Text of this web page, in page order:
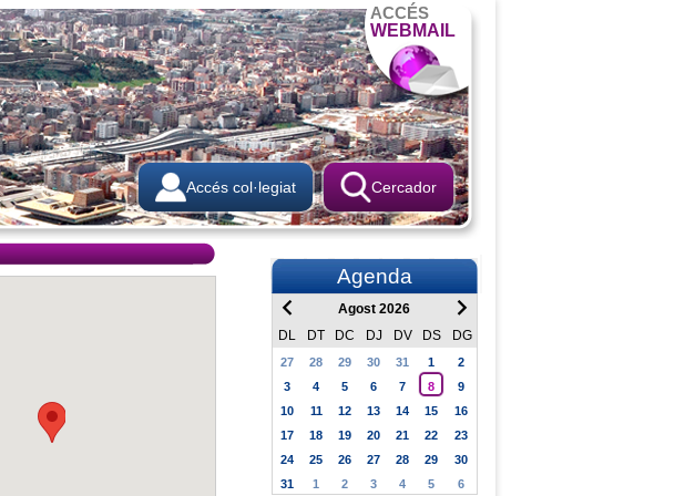
ACCÉS
WEBMAIL
Cercador
Accés col·legiat
Agenda
Agost 2026
DL
DT DC DJ DV DS DG
27 28 29 30 31 1
2
3
4 5 6 7 8
9
10
11 12 13 14 15
16
17
18 19 20 21 22
23
24
25 26 27 28 29
30
31
1 2 3 4 5 6